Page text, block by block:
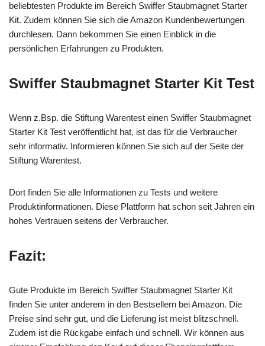
beliebtesten Produkte im Bereich Swiffer Staubmagnet Starter
Kit. Zudem können Sie sich die Amazon Kundenbewertungen
durchlesen. Dann bekommen Sie einen Einblick in die
persönlichen Erfahrungen zu Produkten.
Swiffer Staubmagnet Starter Kit Test
Wenn z.Bsp. die Stiftung Warentest einen Swiffer Staubmagnet
Starter Kit Test veröffentlicht hat, ist das für die Verbraucher
sehr informativ. Informieren können Sie sich auf der Seite der
Stiftung Warentest.
Dort finden Sie alle Informationen zu Tests und weitere
Produktinformationen. Diese Plattform hat schon seit Jahren ein
hohes Vertrauen seitens der Verbraucher.
Fazit:
Gute Produkte im Bereich Swiffer Staubmagnet Starter Kit
finden Sie unter anderem in den Bestsellern bei Amazon. Die
Preise sind sehr gut, und die Lieferung ist meist blitzschnell.
Zudem ist die Rückgabe einfach und schnell. Wir können aus